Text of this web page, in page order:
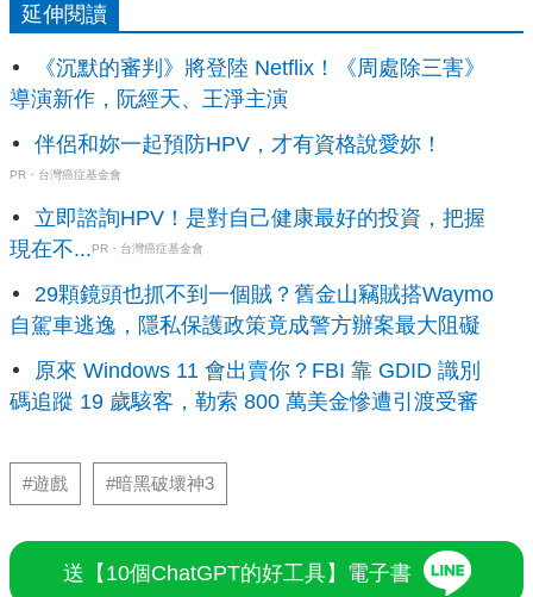
延伸閱讀
《沉默的審判》將登陸 Netflix！《周處除三害》
導演新作，阮經天、王淨主演
伴侶和妳一起預防HPV，才有資格說愛妳！
PR・台灣癌症基金會
立即諮詢HPV！是對自己健康最好的投資，把握
現在不...PR・台灣癌症基金會
29顆鏡頭也抓不到一個賊？舊金山竊賊搭Waymo
自駕車逃逸，隱私保護政策竟成警方辦案最大阻礙
原來 Windows 11 會出賣你？FBI 靠 GDID 識別
碼追蹤 19 歲駭客，勒索 800 萬美金慘遭引渡受審
#遊戲 #暗黑破壞神3
送【10個ChatGPT的好工具】電子書